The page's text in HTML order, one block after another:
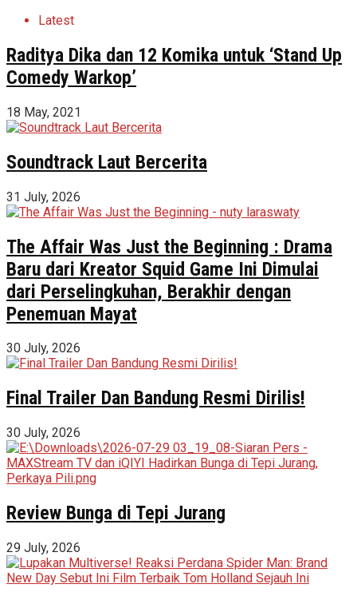
Latest
Raditya Dika dan 12 Komika untuk ‘Stand Up
Comedy Warkop’
18 May, 2021
Soundtrack Laut Bercerita
31 July, 2026
The Affair Was Just the Beginning : Drama
Baru dari Kreator Squid Game Ini Dimulai
dari Perselingkuhan, Berakhir dengan
Penemuan Mayat
30 July, 2026
Final Trailer Dan Bandung Resmi Dirilis!
30 July, 2026
Review Bunga di Tepi Jurang
29 July, 2026